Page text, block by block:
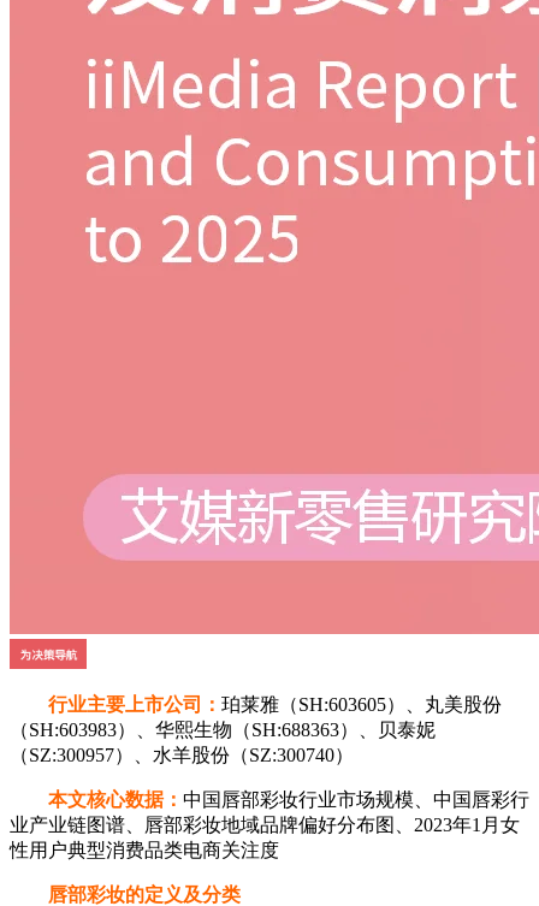
行业主要上市公司： 珀莱雅（SH:603605）、丸美股份
（SH:603983）、华熙生物（SH:688363）、贝泰妮
（SZ:300957）、水羊股份（SZ:300740）
本文核心数据： 中国唇部彩妆行业市场规模、中国唇彩行
业产业链图谱、唇部彩妆地域品牌偏好分布图、2023年1月女
性用户典型消费品类电商关注度
唇部彩妆的定义及分类